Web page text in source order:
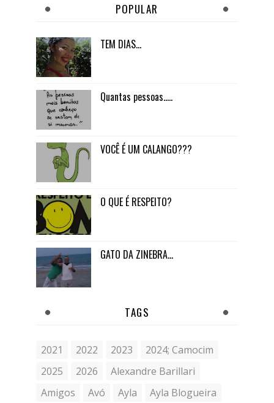
POPULAR
TEM DIAS...
Quantas pessoas.....
VOCÊ É UM CALANGO???
O QUE É RESPEITO?
GATO DA ZINEBRA...
TAGS
2021 2022 2023
2024; Camocim
2025
2026
Alexandre Barillari
Amigos
Avó Ayla
Ayla Blogueira